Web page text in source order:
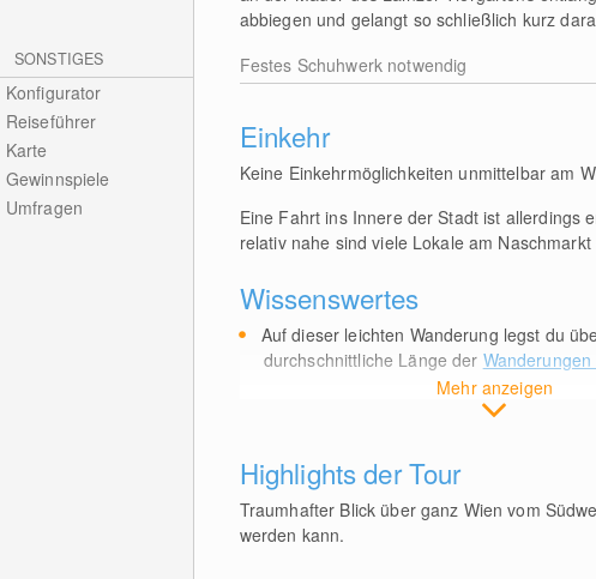
SONSTIGES
Konfigurator
Reiseführer
Karte
Gewinnspiele
Umfragen
abbiegen und gelangt so schließlich kurz
Festes Schuhwerk notwendig
Einkehr
Keine Einkehrmöglichkeiten unmittelbar am
Eine Fahrt ins Innere der Stadt ist allerdings
relativ nahe sind viele Lokale am
Wissenswertes
Mehr anzeigen
Auf dieser leichten Wanderung legst du
durchschnittliche Länge der Wanderungen
Highlights der Tour
Traumhafter Blick über ganz Wien vom
werden kann.